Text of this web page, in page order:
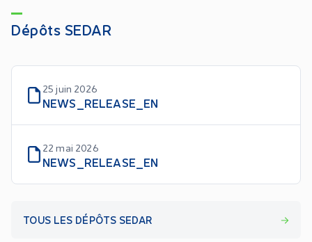
Dépôts SEDAR
25 juin 2026
NEWS_RELEASE_EN
22 mai 2026
NEWS_RELEASE_EN
TOUS LES DÉPÔTS SEDAR